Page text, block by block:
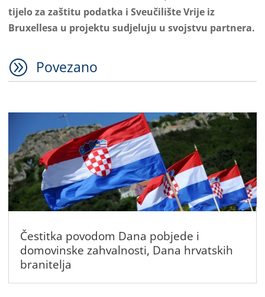
tijelo za zaštitu podatka i Sveučilište Vrije iz
Bruxellesa u projektu sudjeluju u svojstvu partnera.
A Povezano
Čestitka povodom Dana pobjede i
domovinske zahvalnosti, Dana hrvatskih
branitelja